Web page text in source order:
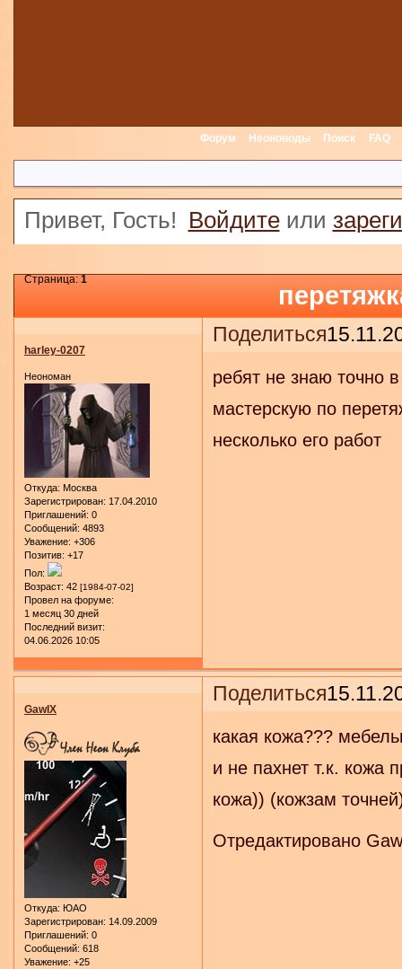
Форум Неоноводы Поиск FAQ
Привет, Гость! Войдитеили
Страница:1
Поделиться
harley-0207
Неономан
Откуда: Москва
Зарегистрирован: 17.04.2010
Приглашений: 0
Сообщений: 4893
Уважение: +306
Позитив: +17
Пол:
Возраст: 42 [1984-07-02]
Провел на форуме:
1 месяц 30 дней
Последний визит:
04.06.2026 10:05
ребят не знаю точно
мастерскую по
несколько его работ
Поделиться
GawIX
Откуда: ЮАО
Зарегистрирован: 14.09.2009
Приглашений: 0
Сообщений: 618
Уважение: +25
какая кожа???
и не пахнет т.к. кожа
кожа)) (кожзам
Отредактировано